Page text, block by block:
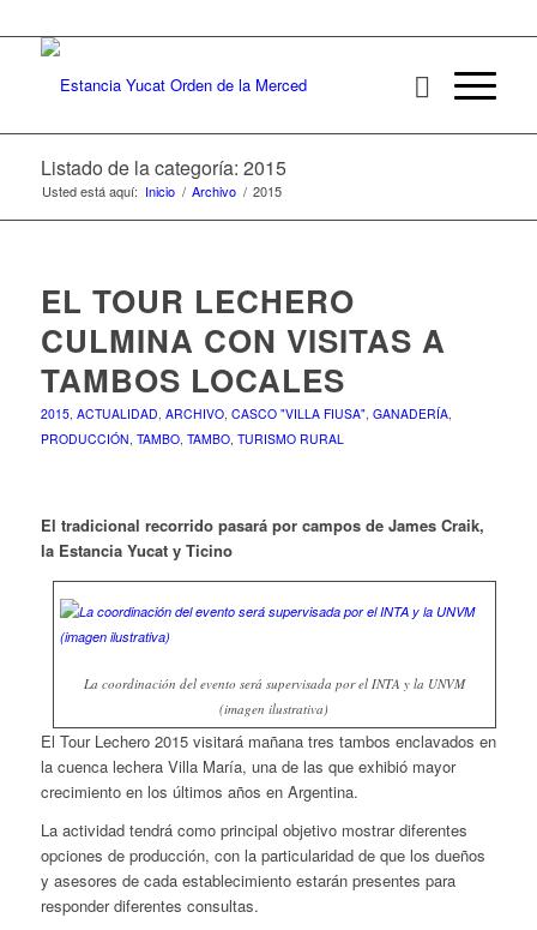
Listado de la categoría: 2015
Usted está aquí: Inicio / Archivo / 2015
EL TOUR LECHERO
CULMINA CON VISITAS A
TAMBOS LOCALES
2015, ACTUALIDAD, ARCHIVO, CASCO "VILLA FIUSA", GANADERÍA,
PRODUCCIÓN, TAMBO, TAMBO, TURISMO RURAL
El tradicional recorrido pasará por campos de James Craik,
la Estancia Yucat y Ticino
La coordinación del evento será supervisada por el INTA y la UNVM
(imagen ilustrativa)
El Tour Lechero 2015 visitará mañana tres tambos enclavados en
la cuenca lechera Villa María, una de las que exhibió mayor
crecimiento en los últimos años en Argentina.
La actividad tendrá como principal objetivo mostrar diferentes
opciones de producción, con la particularidad de que los dueños
y asesores de cada establecimiento estarán presentes para
responder diferentes consultas.